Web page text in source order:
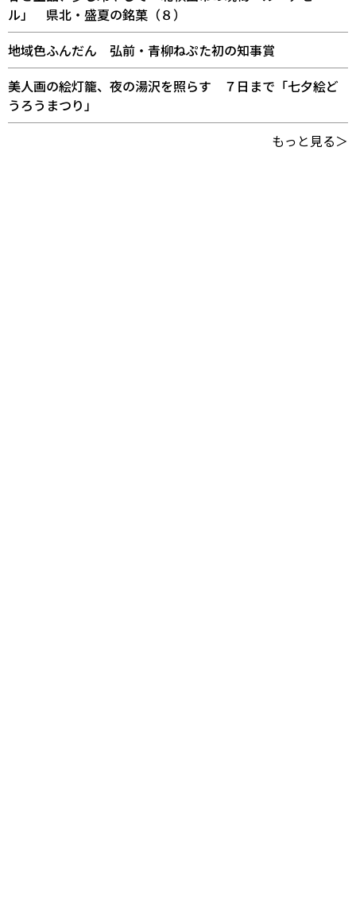
ル」 県北・盛夏の銘菓（８）
地域色ふんだん 弘前・青柳ねぷた初の知事賞
美人画の絵灯籠、夜の湯沢を照らす ７日まで「七夕絵ど
うろうまつり」
もっと見る＞